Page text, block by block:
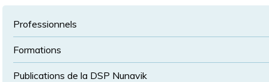
Professionnels
Formations
Publications de la DSP Nunavik